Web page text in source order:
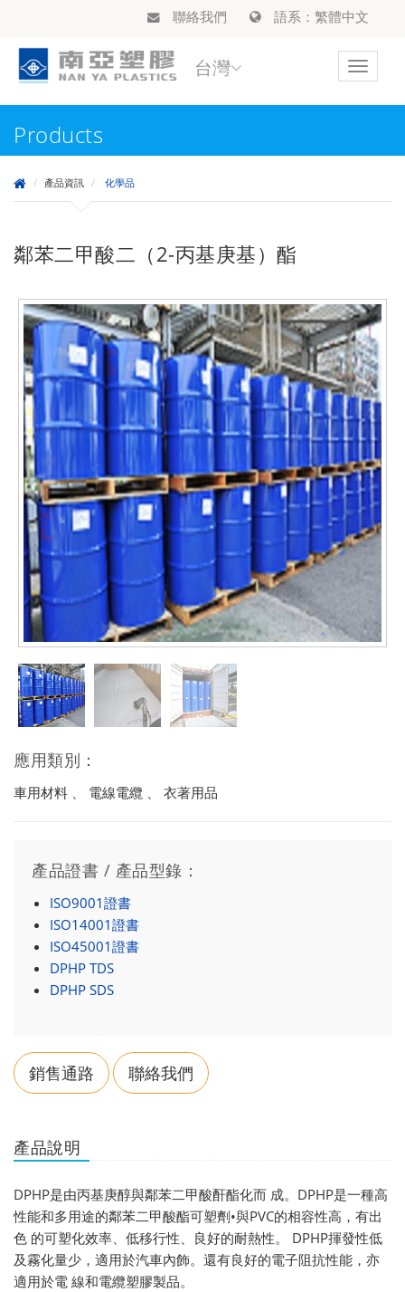
聯絡我們 語系：繁體中文
Toggle
台灣
Products
產品資訊 化學品
鄰苯二甲酸二（2-丙基庚基）酯
應用類別：
車用材料 、 電線電纜 、 衣著用品
產品證書 / 產品型錄：
ISO9001證書
ISO14001證書
ISO45001證書
DPHP TDS
DPHP SDS
銷售通路 聯絡我們
產品說明
DPHP是由丙基庚醇與鄰苯二甲酸酐酯化而 成。DPHP是一種高
性能和多用途的鄰苯二甲酸酯可塑劑•與PVC的相容性高，有出
色 的可塑化效率、低移行性、良好的耐熱性。 DPHP揮發性低
及霧化量少，適用於汽車內飾。還有良好的電子阻抗性能，亦
適用於電 線和電纜塑膠製品。